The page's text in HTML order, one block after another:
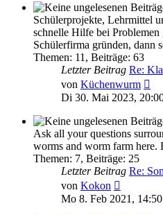
Schülerprojekte, Lehrmittel
schnelle Hilfe bei
Schülerfirma gründen, dann
Themen: 11 , Beiträge: 63
Letzter Beitrag Re:
von Küchenwurm
Di 30. Mai 2023,
Ask all your questions
worms and worm farm here.
Themen: 7, Beiträge: 25
Letzter Beitrag Re:
von Kokon
Beitrag
Mo 8. Feb 2021, 14:50